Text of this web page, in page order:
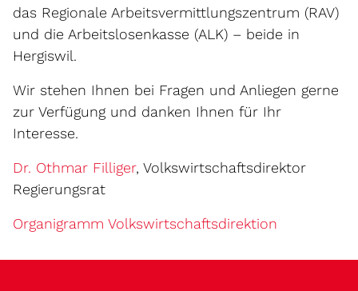
das Regionale Arbeitsvermittlungszentrum (RAV)
und die Arbeitslosenkasse (ALK) – beide in
Hergiswil.
Wir stehen Ihnen bei Fragen und Anliegen gerne
zur Verfügung und danken Ihnen für Ihr
Interesse.
Dr. Othmar Filliger, Volkswirtschaftsdirektor
Regierungsrat
Organigramm Volkswirtschaftsdirektion